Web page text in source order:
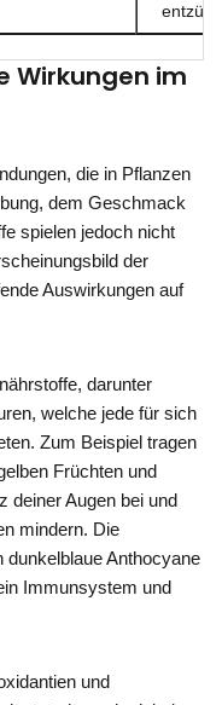
Wirkungen im
die in Pflanzen
dem Geschmack
spielen jedoch nicht
der
Auswirkungen auf
darunter
welche jede für sich
Zum Beispiel tragen
Früchten und
deiner Augen bei und
mindern. Die
dunkelblaue Anthocyane
Immunsystem und
und